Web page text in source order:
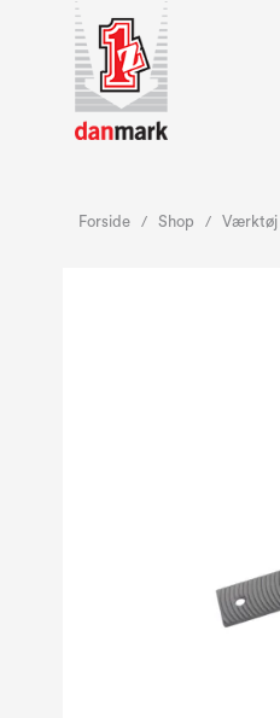
Forside / Shop / Værktøj